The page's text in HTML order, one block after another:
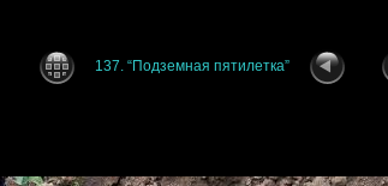
137. “Подземная пятилетка”